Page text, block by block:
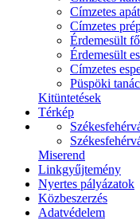
Címzetes
Címzetes
Érdemesült
Érdemesült
Címzetes
Püspöki
Kitüntetések
Térkép
Miserend
Linkgyűjtemény
Nyertes pályázatok
Közbeszerzés
Adatvédelem